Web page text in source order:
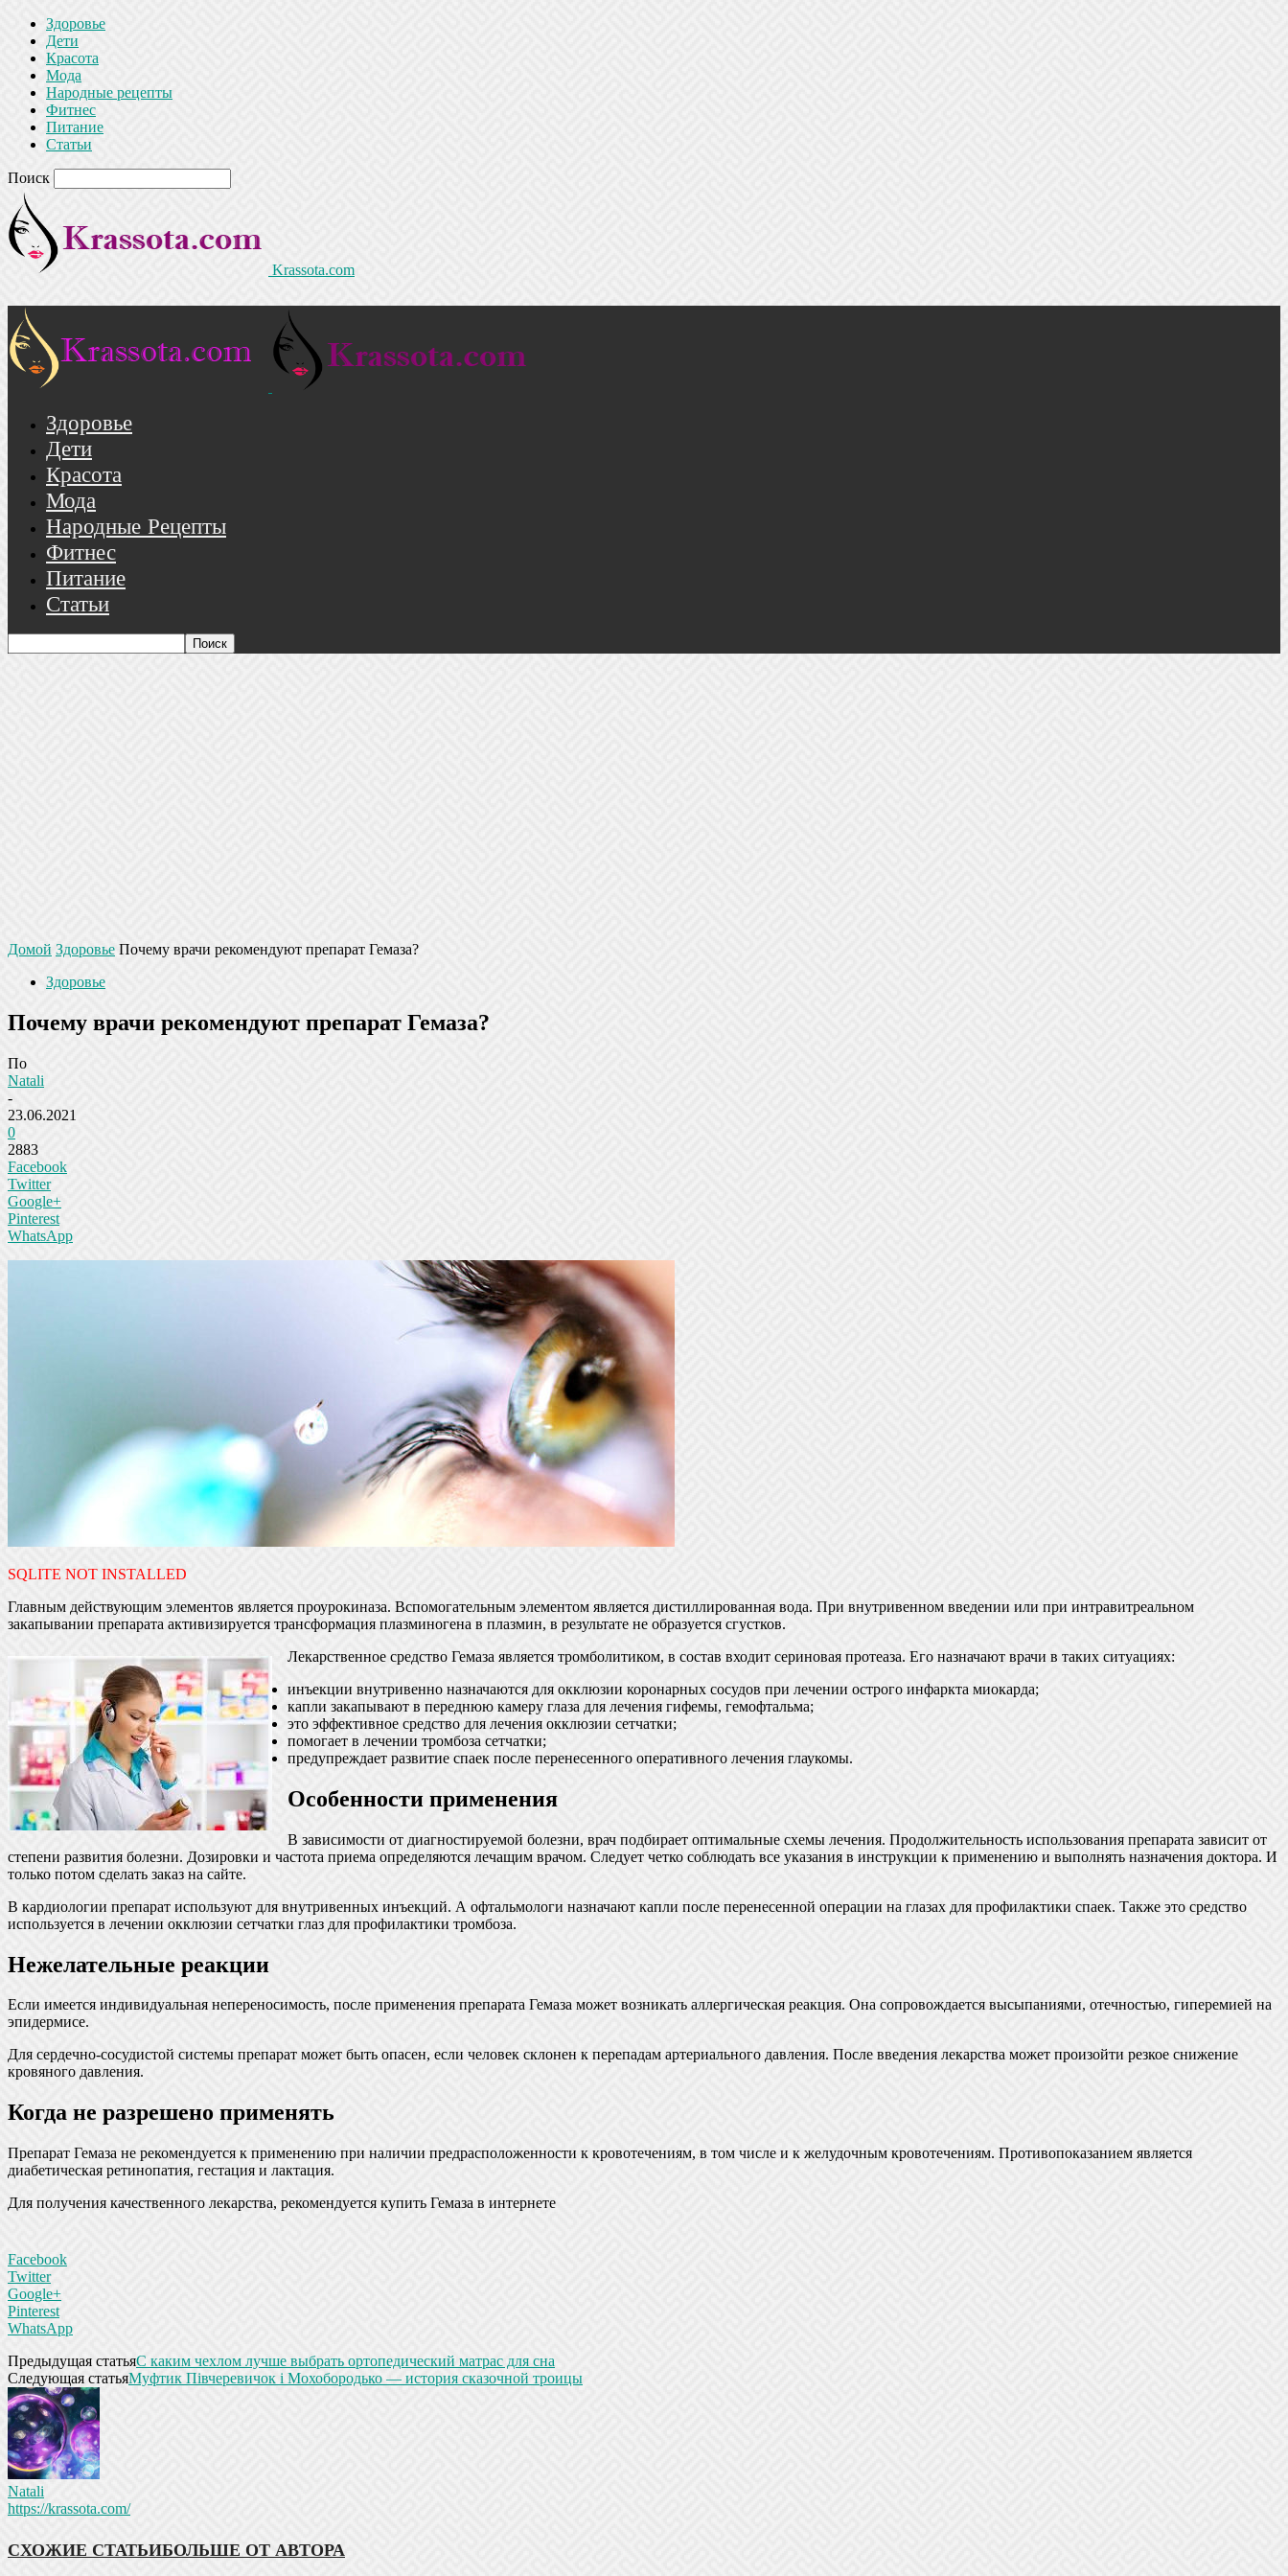
Здоровье
Дети
Красота
Мода
Народные рецепты
Фитнес
Питание
Статьи
Поиск
Krassota.com
Здоровье
Дети
Красота
Мода
Народные Рецепты
Фитнес
Питание
Статьи
Домой Здоровье Почему врачи рекомендуют препарат Гемаза?
Здоровье
Почему врачи рекомендуют препарат Гемаза?
По
Natali
-
23.06.2021
0
2883
Facebook
Twitter
Google+
Pinterest
WhatsApp
SQLITE NOT INSTALLED
Главным действующим элементов является проурокиназа. Вспомогательным элементом является дистиллированная вода. При внутривенном введении или при интравитреальном
закапывании препарата активизируется трансформация плазминогена в плазмин, в результате не образуется сгустков.
Лекарственное средство Гемаза является тромболитиком, в состав входит сериновая протеаза. Его назначают врачи в таких ситуациях:
инъекции внутривенно назначаются для окклюзии коронарных сосудов при лечении острого инфаркта миокарда;
капли закапывают в переднюю камеру глаза для лечения гифемы, гемофтальма;
это эффективное средство для лечения окклюзии сетчатки;
помогает в лечении тромбоза сетчатки;
предупреждает развитие спаек после перенесенного оперативного лечения глаукомы.
Особенности применения
В зависимости от диагностируемой болезни, врач подбирает оптимальные схемы лечения. Продолжительность использования препарата зависит от
степени развития болезни. Дозировки и частота приема определяются лечащим врачом. Следует четко соблюдать все указания в инструкции к применению и выполнять назначения доктора. И
только потом сделать заказ на сайте.
В кардиологии препарат используют для внутривенных инъекций. А офтальмологи назначают капли после перенесенной операции на глазах для профилактики спаек. Также это средство
используется в лечении окклюзии сетчатки глаз для профилактики тромбоза.
Нежелательные реакции
Если имеется индивидуальная непереносимость, после применения препарата Гемаза может возникать аллергическая реакция. Она сопровождается высыпаниями, отечностью, гиперемией на
эпидермисе.
Для сердечно-сосудистой системы препарат может быть опасен, если человек склонен к перепадам артериального давления. После введения лекарства может произойти резкое снижение
кровяного давления.
Когда не разрешено применять
Препарат Гемаза не рекомендуется к применению при наличии предрасположенности к кровотечениям, в том числе и к желудочным кровотечениям. Противопоказанием является
диабетическая ретинопатия, гестация и лактация.
Для получения качественного лекарства, рекомендуется купить Гемаза в интернете
Facebook
Twitter
Google+
Pinterest
WhatsApp
Предыдущая статьяС каким чехлом лучше выбрать ортопедический матрас для сна
Следующая статьяМуфтик Півчеревичок і Мохобородько — история сказочной троицы
Natali
https://krassota.com/
СХОЖИЕ СТАТЬИБОЛЬШЕ ОТ АВТОРА